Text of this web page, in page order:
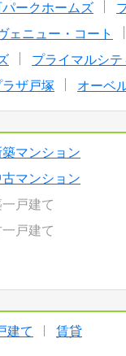
パークホームズ
ェニュー・コート
プライマルシ
ザ戸塚 オーベ
マンション
マンション
戸建て
戸建て
建て 賃貸